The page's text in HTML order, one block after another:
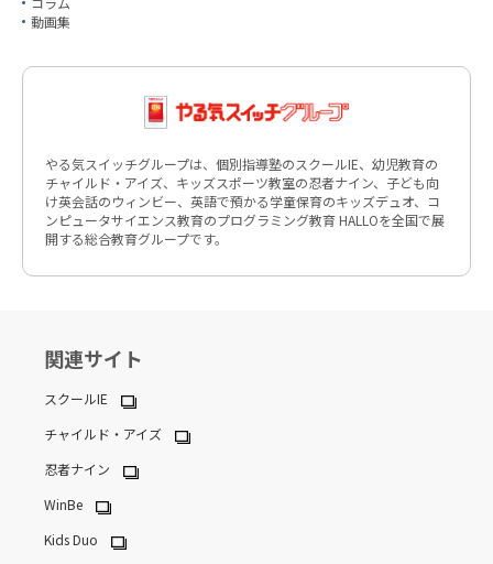
動画集
やる気スイッチグループは、個別指導塾のスクールIE、幼児教育の
チャイルド・アイズ、キッズスポーツ教室の忍者ナイン、子ども向
け英会話のウィンビー、英語で預かる学童保育のキッズデュオ、コ
ンピュータサイエンス教育のプログラミング教育 HALLOを全国で展
開する総合教育グループです。
関連サイト
スクールIE
チャイルド・アイズ
忍者ナイン
WinBe
Kids Duo